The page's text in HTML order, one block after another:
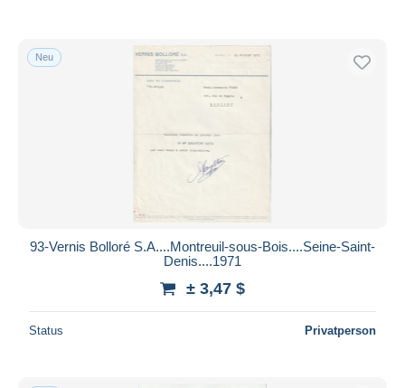
Neu
93-Vernis Bolloré S.A....Montreuil-sous-Bois....Seine-Saint-
Denis....1971
± 3,47 $
Status Privatperson